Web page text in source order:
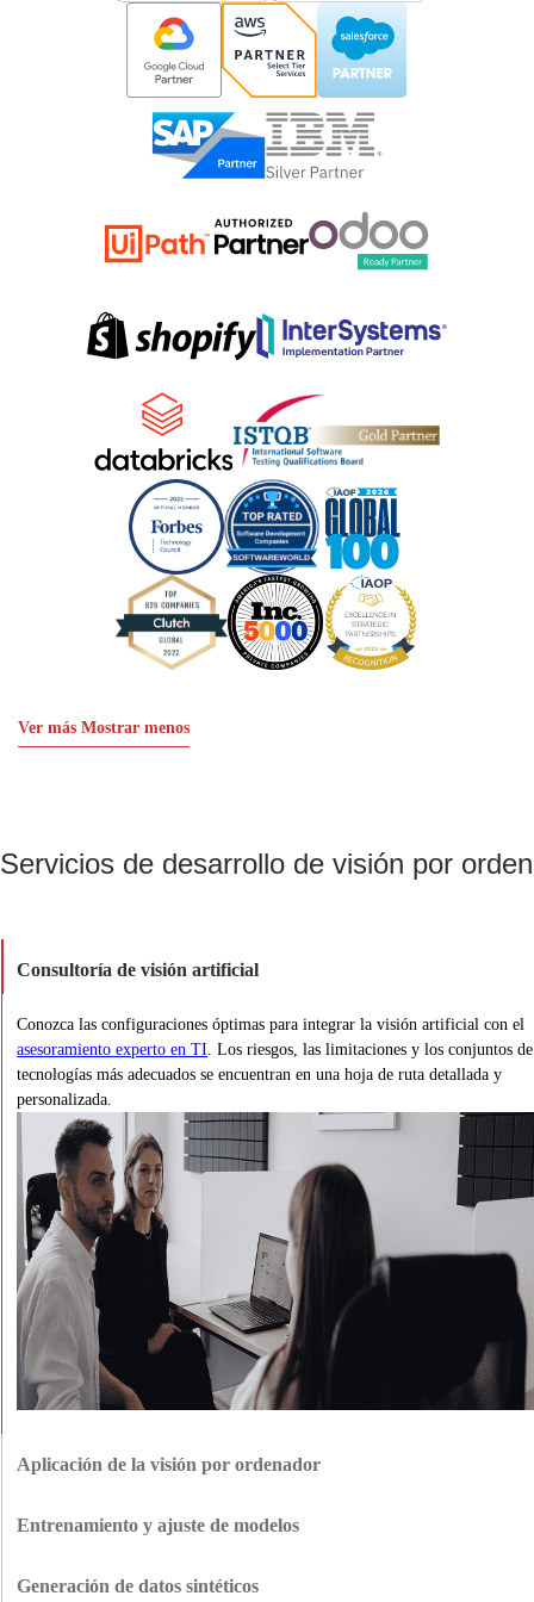
Ver más Mostrar menos
Servicios de desarrollo de visión por
Consultoría de visión artificial
Conozca las configuraciones óptimas para integrar la visión artificial con el
asesoramiento experto en TI . Los riesgos, las limitaciones y los conjuntos de
tecnologías más adecuados se encuentran en una hoja de ruta detallada y
personalizada.
Aplicación de la visión por ordenador
complementen y mejoren su configuración actual, para que todo encaje y
respalde los objetivos empresariales a largo plazo.
Entrenamiento y ajuste de modelos
grandes volúmenes de datos de entrenamiento relevantes, nuestros modelos
Generación de datos sintéticos